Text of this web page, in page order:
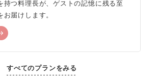
持つ料理長が、ゲストの記憶に残る至
届けします。
すべてのプランをみる